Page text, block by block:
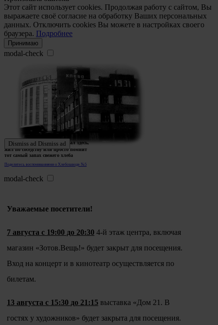
Этот сайт использует cookies. Продолжая работу с сайтом, Вы
выражаете своё согласие на обработку Ваших персональных
данных. Отключить cookies Вы можете в настройках своего
браузера. Подробнее
Принимаю
modal-check
Поделитесь воспоминаниями о Хлебозаводе №5
Ждем истории тех, кто работал здесь,
жил по соседству или просто помнит
тот самый запах свежего хлеба
Dismiss ad Dismiss ad
modal-check
Уважаемые посетители!
7 августа с 19:00 до 20:30 4-й этаж центра, включая
магазин «Зотов.Вещь!» будет закрыт для посещения.
Вход на концерт и в кинотеатр осуществляется по
билетам.
13 августа с 15:30 до 21:15 выставка «Дом 21. В
гостях у художников» будет закрыта для посещения.